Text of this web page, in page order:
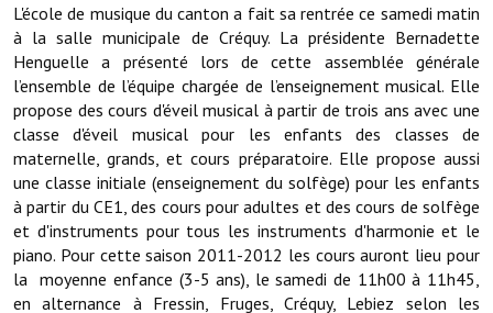
Rapport d'orientation budgétaire
Actions et projets
Projets et travaux en cours
Procès verbaux des conseils municipaux
Communication
Le bulletin municipal : Fressinfo & Le Fressinois
Toutes les publications
L'école de musique du canton a fait sa rentrée ce samedi matin
à la salle municipale de Créquy. La présidente Bernadette
Henguelle a présenté lors de cette assemblée générale
l’ensemble de l’équipe chargée de l’enseignement musical. Elle
propose des cours d'éveil musical à partir de trois ans avec une
classe d'éveil musical pour les enfants des classes de
maternelle, grands, et cours préparatoire. Elle propose aussi
une classe initiale (enseignement du solfège) pour les enfants
à partir du CE1, des cours pour adultes et des cours de solfège
et d'instruments pour tous les instruments d'harmonie et le
piano. Pour cette saison 2011-2012 les cours auront lieu pour
la moyenne enfance (3-5 ans), le samedi de 11h00 à 11h45,
en alternance à Fressin, Fruges, Créquy, Lebiez selon les